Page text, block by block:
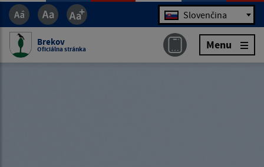
Jazyk Slovenčina
Brekov
Oficiálna stránka Menu